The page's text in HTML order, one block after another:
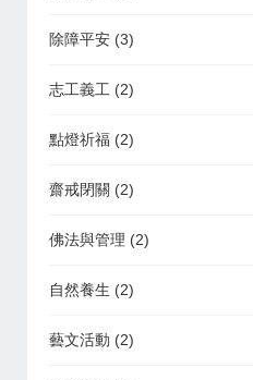
除障平安 (3)
志工義工 (2)
點燈祈福 (2)
齋戒閉關 (2)
佛法與管理 (2)
自然養生 (2)
藝文活動 (2)